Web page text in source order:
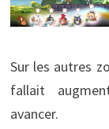
Sur les autres
fallait
avancer.